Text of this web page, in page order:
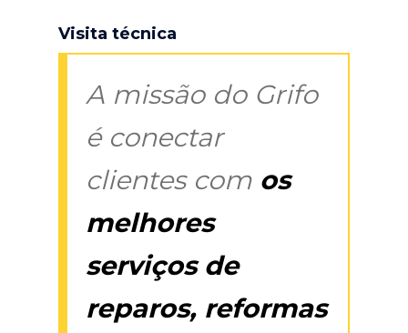
Visita técnica
A missão do Grifo
é conectar
clientes com os
melhores
serviços de
reparos, reformas